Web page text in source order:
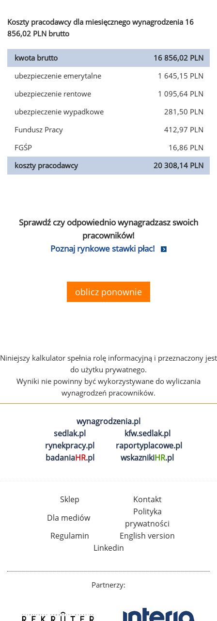
Koszty pracodawcy dla miesięcznego wynagrodzenia 16
856,02 PLN brutto
kwota brutto
16 856,02 PLN
ubezpieczenie emerytalne
1 645,15 PLN
ubezpieczenie rentowe
1 095,64 PLN
ubezpieczenie wypadkowe
281,50 PLN
Fundusz Pracy
412,97 PLN
FGŚP
16,86 PLN
koszty pracodawcy
20 308,14 PLN
Sprawdź czy odpowiednio wynagradzasz swoich
pracowników!
Poznaj rynkowe stawki płac!
oblicz ponownie
Niniejszy kalkulator spełnia rolę informacyjną i przeznaczony jest
do użytku prywatnego.
Wyniki nie powinny być wykorzystywane do wyliczania
wynagrodzeń pracowników.
wynagrodzenia.pl
sedlak.pl
kfw.sedlak.pl
rynekpracy.pl
raportyplacowe.pl
badaniaHR.pl wskaznikiHR.pl
Sklep
Kontakt
Dla mediów
Polityka
prywatności
Regulamin
English version
Linkedin
Partnerzy: